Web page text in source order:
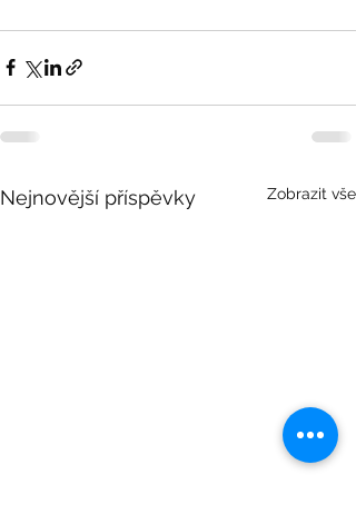
Nejnovější příspěvky Zobrazit vše